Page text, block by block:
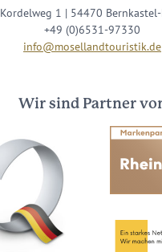
Kordelweg 1 | 54470
+49 (0)6531-97330
info@mosellandtouristik.de
Wir sind Partner